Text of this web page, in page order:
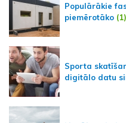
Populārākie
piemērotāko (1)
Sporta
digitālo datu